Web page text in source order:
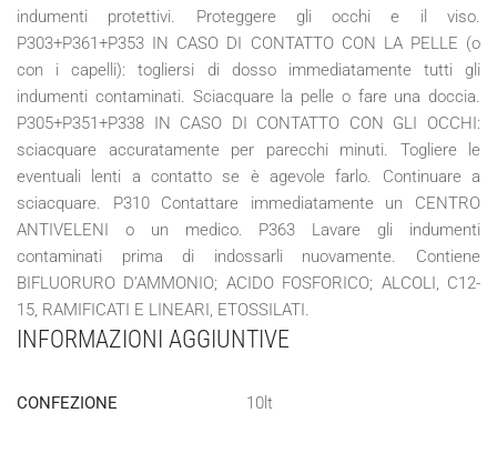
indumenti protettivi. Proteggere gli occhi e il viso.
P303+P361+P353 IN CASO DI CONTATTO CON LA PELLE (o
con i capelli): togliersi di dosso immediatamente tutti gli
indumenti contaminati. Sciacquare la pelle o fare una doccia.
P305+P351+P338 IN CASO DI CONTATTO CON GLI OCCHI:
sciacquare accuratamente per parecchi minuti. Togliere le
eventuali lenti a contatto se è agevole farlo. Continuare a
sciacquare. P310 Contattare immediatamente un CENTRO
ANTIVELENI o un medico. P363 Lavare gli indumenti
contaminati prima di indossarli nuovamente. Contiene
BIFLUORURO D’AMMONIO; ACIDO FOSFORICO; ALCOLI, C12-
15, RAMIFICATI E LINEARI, ETOSSILATI.
INFORMAZIONI AGGIUNTIVE
CONFEZIONE 10lt